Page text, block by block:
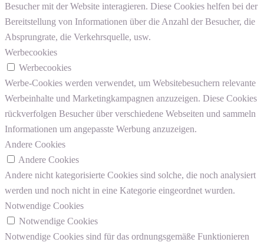
Besucher mit der Website interagieren. Diese Cookies helfen bei der
Bereitstellung von Informationen über die Anzahl der Besucher, die
Absprungrate, die Verkehrsquelle, usw.
Werbecookies
Werbecookies
Werbe-Cookies werden verwendet, um Websitebesuchern relevante
Werbeinhalte und Marketingkampagnen anzuzeigen. Diese Cookies
rückverfolgen Besucher über verschiedene Webseiten und sammeln
Informationen um angepasste Werbung anzuzeigen.
Andere Cookies
Andere Cookies
Andere nicht kategorisierte Cookies sind solche, die noch analysiert
werden und noch nicht in eine Kategorie eingeordnet wurden.
Notwendige Cookies
Notwendige Cookies
Notwendige Cookies sind für das ordnungsgemäße Funktionieren